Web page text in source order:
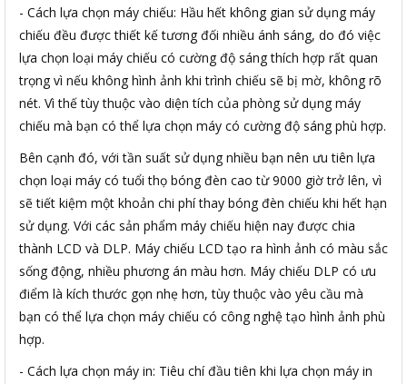
- Cách lựa chọn máy chiếu: Hầu hết không gian sử dụng máy
chiếu đều được thiết kế tương đối nhiều ánh sáng, do đó việc
lựa chọn loại máy chiếu có cường độ sáng thích hợp rất quan
trọng vì nếu không hình ảnh khi trình chiếu sẽ bị mờ, không rõ
nét. Vì thế tùy thuộc vào diện tích của phòng sử dụng máy
chiếu mà bạn có thể lựa chọn máy có cường độ sáng phù hợp.
Bên cạnh đó, với tần suất sử dụng nhiều bạn nên ưu tiên lựa
chọn loại máy có tuổi thọ bóng đèn cao từ 9000 giờ trở lên, vì
sẽ tiết kiệm một khoản chi phí thay bóng đèn chiếu khi hết hạn
sử dụng. Với các sản phẩm máy chiếu hiện nay được chia
thành LCD và DLP. Máy chiếu LCD tạo ra hình ảnh có màu sắc
sống động, nhiều phương án màu hơn. Máy chiếu DLP có ưu
điểm là kích thước gọn nhẹ hơn, tùy thuộc vào yêu cầu mà
bạn có thể lựa chọn máy chiếu có công nghệ tạo hình ảnh phù
hợp.
- Cách lựa chọn máy in: Tiêu chí đầu tiên khi lựa chọn máy in